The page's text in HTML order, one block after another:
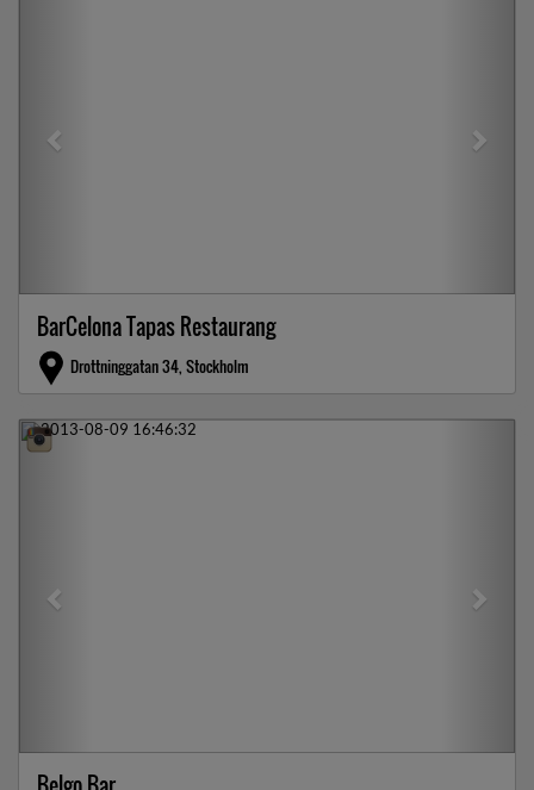
BarCelona Tapas Restaurang
Drottninggatan 34, Stockholm
Previous